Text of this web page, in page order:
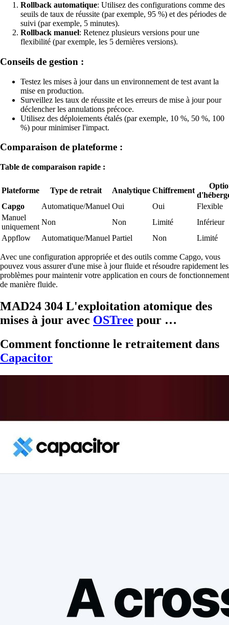
Rollback automatique: Utilisez des configurations comme des
seuils de taux de réussite (par exemple, 95 %) et des périodes de
suivi (par exemple, 5 minutes).
Rollback manuel: Retenez plusieurs versions pour une
flexibilité (par exemple, les 5 dernières versions).
Conseils de gestion :
Testez les mises à jour dans un environnement de test avant la
mise en production.
Surveillez les taux de réussite et les erreurs de mise à jour pour
déclencher les annulations précoce.
Utilisez des déploiements étalés (par exemple, 10 %, 50 %, 100
%) pour minimiser l'impact.
Comparaison de plateforme :
Table de comparaison rapide :
Plateforme Type de retrait Analytique Chiffrement
Capgo
Automatique/Manuel Oui Oui
Flexible
Manuel
uniquement
Non Non Limité
Inférieur
Appflow
Automatique/Manuel Partiel Non Limité
Avec une configuration appropriée et des outils comme Capgo, vous
pouvez vous assurer d'une mise à jour fluide et résoudre rapidement les
problèmes pour maintenir votre application en cours de fonctionnement
de manière fluide.
MAD24 304 L'exploitation atomique des
mises à jour avec OSTree pour …
Comment fonctionne le retraitement dans
Capacitor